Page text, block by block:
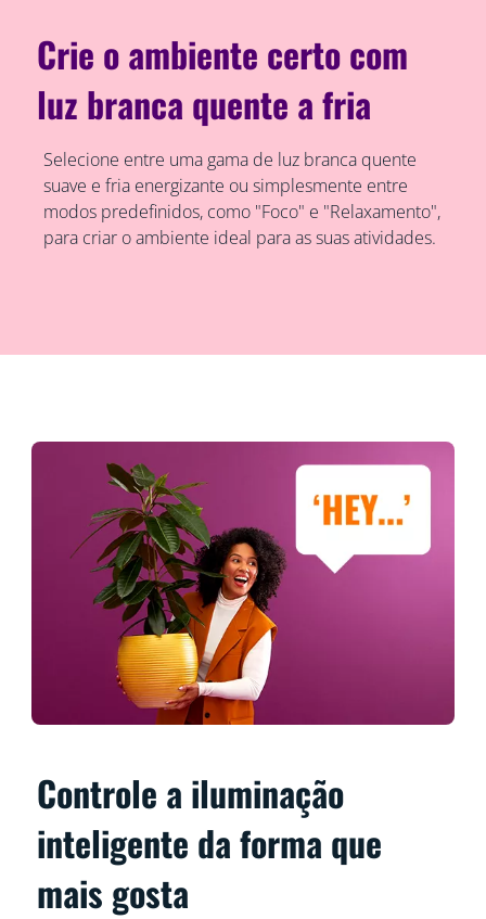
Crie o ambiente certo com
luz branca quente a fria
Selecione entre uma gama de luz branca quente
suave e fria energizante ou simplesmente entre
modos predefinidos, como "Foco" e "Relaxamento",
para criar o ambiente ideal para as suas atividades.
Controle a iluminação
inteligente da forma que
mais gosta